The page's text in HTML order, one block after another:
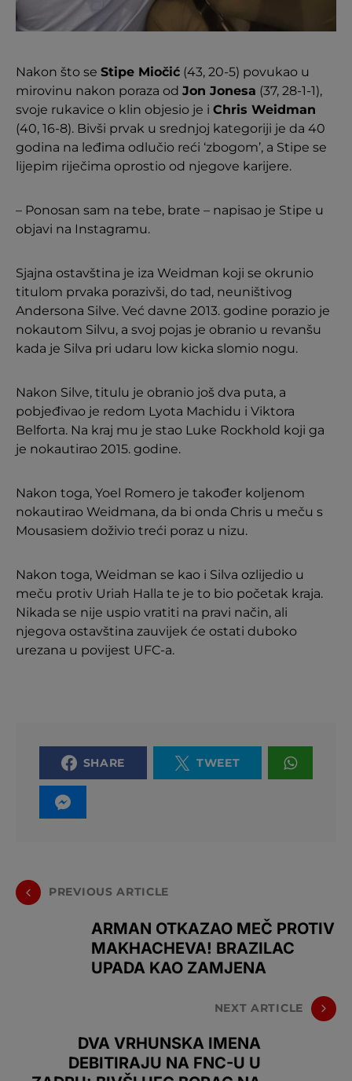
Nakon što se Stipe Miočić (43, 20-5) povukao u
mirovinu nakon poraza od Jon Jonesa (37, 28-1-1),
svoje rukavice o klin objesio je i Chris Weidman
(40, 16-8). Bivši prvak u srednjoj kategoriji je da 40
godina na leđima odlučio reći ‘zbogom’, a Stipe se
lijepim riječima oprostio od njegove karijere.
– Ponosan sam na tebe, brate – napisao je Stipe u
objavi na Instagramu.
Sjajna ostavština je iza Weidman koji se okrunio
titulom prvaka porazivši, do tad, neuništivog
Andersona Silve. Već davne 2013. godine porazio je
nokautom Silvu, a svoj pojas je obranio u revanšu
kada je Silva pri udaru low kicka slomio nogu.
Nakon Silve, titulu je obranio još dva puta, a
pobjeđivao je redom Lyota Machidu i Viktora
Belforta. Na kraj mu je stao Luke Rockhold koji ga
je nokautirao 2015. godine.
Nakon toga, Yoel Romero je također koljenom
nokautirao Weidmana, da bi onda Chris u meču s
Mousasiem doživio treći poraz u nizu.
Nakon toga, Weidman se kao i Silva ozlijedio u
meču protiv Uriah Halla te je to bio početak kraja.
Nikada se nije uspio vratiti na pravi način, ali
njegova ostavština zauvijek će ostati duboko
urezana u povijest UFC-a.
SHARE TWEET
PREVIOUS ARTICLE
ARMAN OTKAZAO MEČ PROTIV
MAKHACHEVA! BRAZILAC
UPADA KAO ZAMJENA
NEXT ARTICLE
DVA VRHUNSKA IMENA
DEBITIRAJU NA FNC-U U